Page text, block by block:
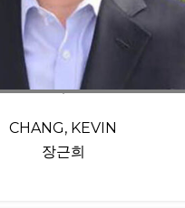
CHANG, KEVIN
장근희